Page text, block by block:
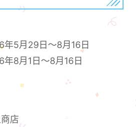
年5月29日～8月16日
年8月1日～8月16日
店